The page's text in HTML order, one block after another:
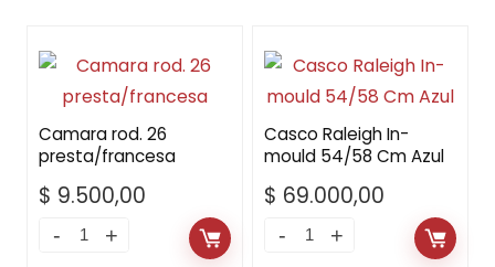
Camara rod. 26
presta/francesa
$ 9.500,00
Casco Raleigh In-
mould 54/58 Cm Azul
$ 69.000,00